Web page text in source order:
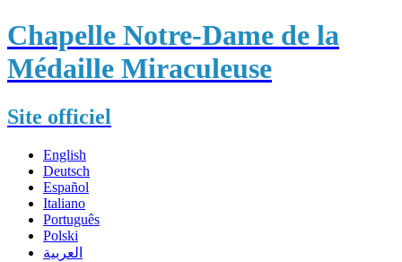
Chapelle Notre-Dame de la
Médaille Miraculeuse
Site officiel
English
Deutsch
Español
Italiano
Português
Polski
العربية